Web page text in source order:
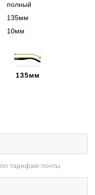
полный
135мм
10мм
135мм
по тарифам почты